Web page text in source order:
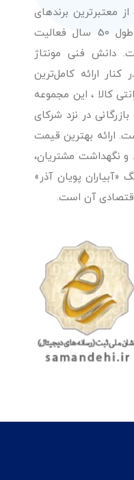
معتبرترین برندهای
شناخته شده بین‌المللی را در طول 50 سال فعالیت
دانش فنی مونتاژ
کنار ارائه کامل‌ترین
کالا ، این مجموعه
در نزد شرکای
ارائه بهترین قیمت
و نگهداشت مشتریان،
«آبیاران پویان آذر»
آن است.